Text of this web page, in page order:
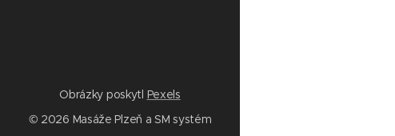
Obrázky poskytl Pexels
© 2026 Masáže Plzeň a SM systém